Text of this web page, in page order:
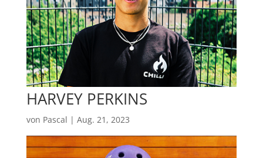
HARVEY PERKINS
von Pascal | Aug. 21, 2023